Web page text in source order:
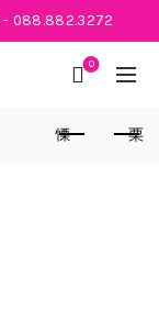
- 088.882.3272
0